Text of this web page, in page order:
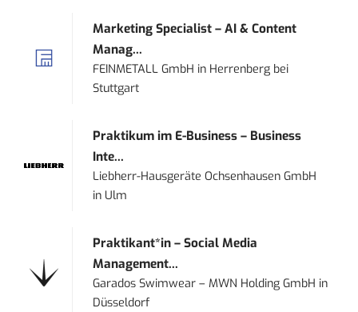
Marketing Specialist – AI & Content
Manag...
FEINMETALL GmbH in Herrenberg bei
Stuttgart
Praktikum im E-Business – Business
Inte...
Liebherr-Hausgeräte Ochsenhausen GmbH
in Ulm
Praktikant*in – Social Media
Management...
Garados Swimwear – MWN Holding GmbH in
Düsseldorf